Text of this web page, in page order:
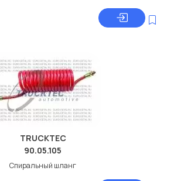
TRUCKTEC
90.05.105
Спиральный шланг